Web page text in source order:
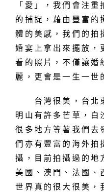
「愛」，我們會注
的捕捉，藉由豐富的
體的美感，我們的拍
婚宴上拿出來擺放，
看的照片，不僅讓婚
麗，更會是一生一世
台灣很美，台北東
明山有許多芒草，白
很多地方等著我們去
們亦有豐富的海外拍
攝，目前拍攝過的地
美國、澳門、法國、
世界真的很大很美，